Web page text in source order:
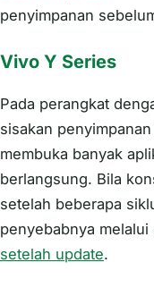
penyimpanan
Vivo Y Series
Pada perangkat
sisakan
membuka banyak
berlangsung. Bila
setelah beberapa
penyebabnya melalui
setelah update.